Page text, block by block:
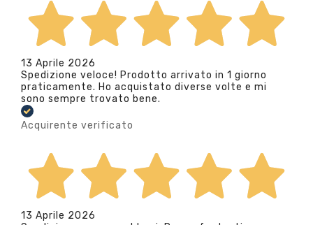
13 Aprile 2026
Spedizione veloce! Prodotto arrivato in 1 giorno
praticamente. Ho acquistato diverse volte e mi
sono sempre trovato bene.
Acquirente verificato
13 Aprile 2026